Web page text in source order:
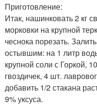
Приготовление:
Итак, нашинковать 2 кг
морковки на крупной
чеснока порезать.
остывшим: на 1 литр
крупной соли с Горкой,
гвоздичек, 4 шт.
добавить 1/2 стакана
9% уксуса.